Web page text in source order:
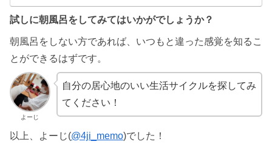
試しに朝風呂をしてみてはいかがでしょうか？
朝風呂をしない方であれば、いつもと違った感覚を知るこ
とができるはずです。
よーじ
自分の居心地のいい生活サイクルを探してみ
てください！
以上、よーじ(@4ji_memo)でした！